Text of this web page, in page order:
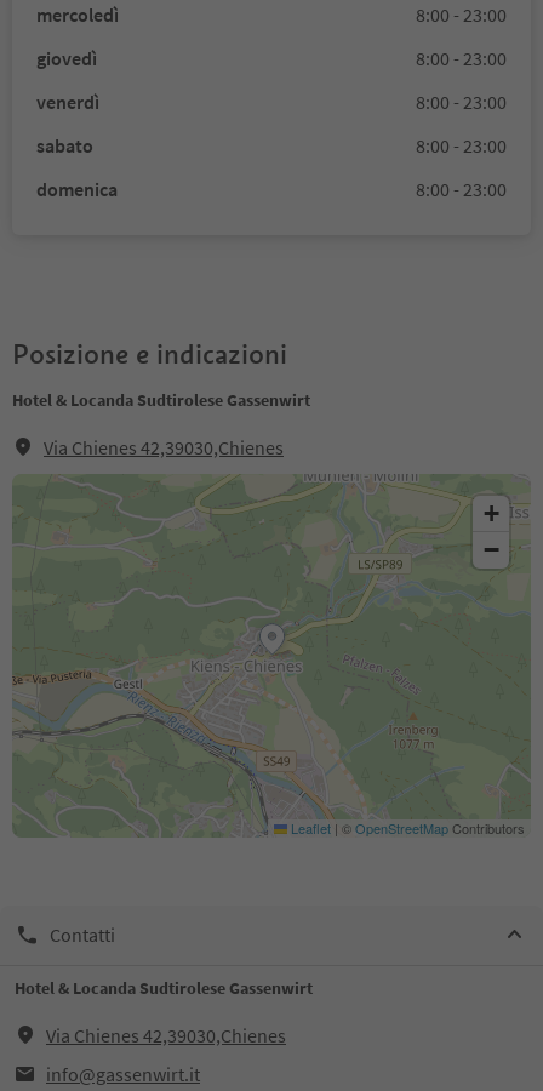
mercoledì
8:00 - 23:00
giovedì
8:00 - 23:00
venerdì
8:00 - 23:00
sabato
8:00 - 23:00
domenica
8:00 - 23:00
Posizione e indicazioni
Hotel & Locanda Sudtirolese Gassenwirt
Via Chienes 42,39030,Chienes
+
−
Leaflet | ©OpenStreetMapContributors
Contatti
Hotel & Locanda Sudtirolese Gassenwirt
Via Chienes 42,39030,Chienes
info@gassenwirt.it